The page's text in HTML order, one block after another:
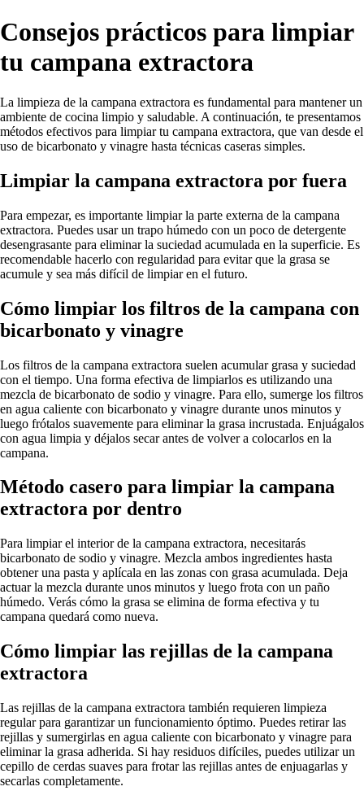
Consejos prácticos para limpiar
tu campana extractora
La limpieza de la campana extractora es fundamental para mantener un
ambiente de cocina limpio y saludable. A continuación, te presentamos
métodos efectivos para limpiar tu campana extractora, que van desde el
uso de bicarbonato y vinagre hasta técnicas caseras simples.
Limpiar la campana extractora por fuera
Para empezar, es importante limpiar la parte externa de la campana
extractora. Puedes usar un trapo húmedo con un poco de detergente
desengrasante para eliminar la suciedad acumulada en la superficie. Es
recomendable hacerlo con regularidad para evitar que la grasa se
acumule y sea más difícil de limpiar en el futuro.
Cómo limpiar los filtros de la campana con
bicarbonato y vinagre
Los filtros de la campana extractora suelen acumular grasa y suciedad
con el tiempo. Una forma efectiva de limpiarlos es utilizando una
mezcla de bicarbonato de sodio y vinagre. Para ello, sumerge los filtros
en agua caliente con bicarbonato y vinagre durante unos minutos y
luego frótalos suavemente para eliminar la grasa incrustada. Enjuágalos
con agua limpia y déjalos secar antes de volver a colocarlos en la
campana.
Método casero para limpiar la campana
extractora por dentro
Para limpiar el interior de la campana extractora, necesitarás
bicarbonato de sodio y vinagre. Mezcla ambos ingredientes hasta
obtener una pasta y aplícala en las zonas con grasa acumulada. Deja
actuar la mezcla durante unos minutos y luego frota con un paño
húmedo. Verás cómo la grasa se elimina de forma efectiva y tu
campana quedará como nueva.
Cómo limpiar las rejillas de la campana
extractora
Las rejillas de la campana extractora también requieren limpieza
regular para garantizar un funcionamiento óptimo. Puedes retirar las
rejillas y sumergirlas en agua caliente con bicarbonato y vinagre para
eliminar la grasa adherida. Si hay residuos difíciles, puedes utilizar un
cepillo de cerdas suaves para frotar las rejillas antes de enjuagarlas y
secarlas completamente.